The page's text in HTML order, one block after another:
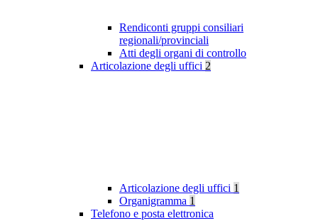
Rendiconti gruppi consiliari
regionali/provinciali
Atti degli organi di controllo
Articolazione degli uffici 2
Articolazione degli uffici 1
Organigramma 1
Telefono e posta elettronica